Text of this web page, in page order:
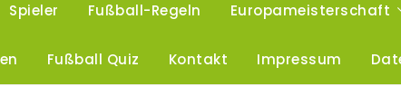
Spieler Fußball-Regeln Europameisterschaft
Fußball Quiz Kontakt Impressum